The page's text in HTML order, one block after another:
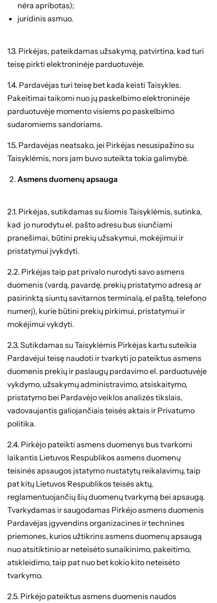
nėra apribotas);
juridinis asmuo.
1.3. Pirkėjas, pateikdamas užsakymą, patvirtina, kad turi
teisę pirkti elektroninėje parduotuvėje.
1.4. Pardavėjas turi teisę bet kada keisti Taisykles.
Pakeitimai taikomi nuo jų paskelbimo elektroninėje
parduotuvėje momento visiems po paskelbimo
sudaromiems sandoriams.
1.5. Pardavėjas neatsako, jei Pirkėjas nesusipažino su
Taisyklėmis, nors jam buvo suteikta tokia galimybė.
Asmens duomenų apsauga
2.1. Pirkėjas, sutikdamas su šiomis Taisyklėmis, sutinka,
kad jo nurodytu el. pašto adresu bus siunčiami
pranešimai, būtini prekių užsakymui, mokėjimui ir
pristatymui įvykdyti.
2.2. Pirkėjas taip pat privalo nurodyti savo asmens
duomenis (vardą, pavardę, prekių pristatymo adresą ar
pasirinktą siuntų savitarnos terminalą, el paštą, telefono
numerį), kurie būtini prekių pirkimui, pristatymui ir
mokėjimui vykdyti.
2.3. Sutikdamas su Taisyklėmis Pirkėjas kartu suteikia
Pardavėjui teisę naudoti ir tvarkyti jo pateiktus asmens
duomenis prekių ir paslaugų pardavimo el. parduotuvėje
vykdymo, užsakymų administravimo, atsiskaitymo,
pristatymo bei Pardavėjo veiklos analizės tikslais,
vadovaujantis galiojančiais teisės aktais ir Privatumo
politika.
2.4. Pirkėjo pateikti asmens duomenys bus tvarkomi
laikantis Lietuvos Respublikos asmens duomenų
teisinės apsaugos įstatymo nustatytų reikalavimų, taip
pat kitų Lietuvos Respublikos teisės aktų,
reglamentuojančių šių duomenų tvarkymą bei apsaugą.
Tvarkydamas ir saugodamas Pirkėjo asmens duomenis
Pardavėjas įgyvendins organizacines ir technines
priemones, kurios užtikrins asmens duomenų apsaugą
nuo atsitiktinio ar neteisėto sunaikinimo, pakeitimo,
atskleidimo, taip pat nuo bet kokio kito neteisėto
tvarkymo.
2.5. Pirkėjo pateiktus asmens duomenis naudos